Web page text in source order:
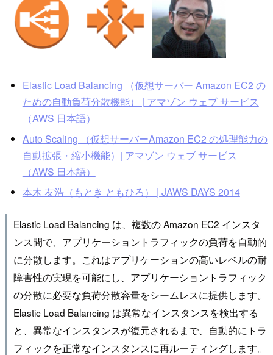
Elastic Load Balancing （仮想サーバー Amazon EC2 の
ための自動負荷分散機能） | アマゾン ウェブ サービス
（AWS 日本語）
Auto Scaling （仮想サーバーAmazon EC2 の処理能力の
自動拡張・縮小機能）| アマゾン ウェブ サービス
（AWS 日本語）
本木 友浩（もとき ともひろ） | JAWS DAYS 2014
Elastic Load Balancing は、複数の Amazon EC2 インスタ
ンス間で、アプリケーショントラフィックの負荷を自動的
に分散します。これはアプリケーションの高いレベルの耐
障害性の実現を可能にし、アプリケーショントラフィック
の分散に必要な負荷分散容量をシームレスに提供します。
Elastic Load Balancing は異常なインスタンスを検出する
と、異常なインスタンスが復元されるまで、自動的にトラ
フィックを正常なインスタンスに再ルーティングします。